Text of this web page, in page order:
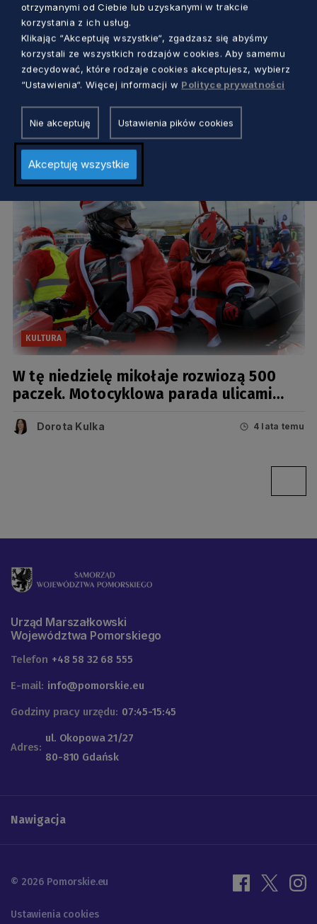
KULTURA
Mikołaje na motocyklach przejadą
ulicami Trójmiasta po raz 20. Zbiorą
pieniądze na obiady i rozdadzą paczki
Dorota Kulka
KULTURA
W tę niedzielę mikołaje rozwiozą 500
paczek. Motocyklowa parada ulicami
Dorota Kulka 4 lata temu
Urząd Marszałkowski
Województwa Pomorskiego
Telefon +48 58 32 68 555
E-mail: info@pomorskie.eu
Godziny pracy urzędu: 07:45-15:45
Adres:
ul. Okopowa 21/27
80-810 Gdańsk
Nawigacja
© 2026 Pomorskie.eu
Ustawienia cookies
otrzymanymi od Ciebie lub uzyskanymi w trakcie
korzystania z ich usług.
Klikając “Akceptuję wszystkie“, zgadzasz się abyśmy
korzystali ze wszystkich rodzajów cookies. Aby samemu
zdecydować, które rodzaje cookies akceptujesz, wybierz
“Ustawienia“. Więcej informacji w Polityce prywatności
Nie akceptuję Ustawienia pików cookies
Akceptuję wszystkie